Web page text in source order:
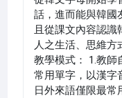
話，進而能與韓國
且從課文內容認
人之生活、思維方
教學模式： 1.教師
常用單字，以漢字
日外來語僅限最常